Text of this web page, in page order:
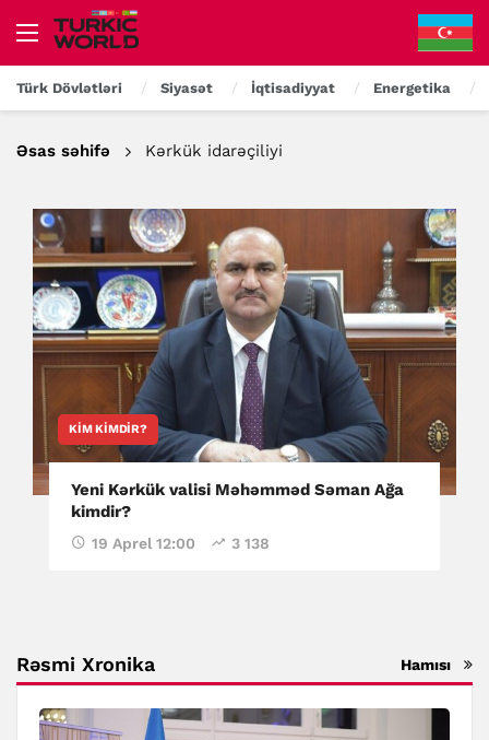
Türk Dövlətləri Siyasət İqtisadiyyat Energetika
Əsas səhifə Kərkük idarəçiliyi
KIM KIMDIR?
Yeni Kərkük valisi Məhəmməd Səman Ağa
kimdir?
19 Aprel 12:00 3 138
Rəsmi Xronika Hamısı